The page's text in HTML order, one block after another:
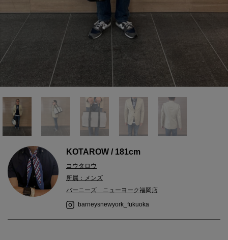
KOTAROW / 181cm
コウタロウ
所属：メンズ
バーニーズ ニューヨーク福岡店
barneysnewyork_fukuoka